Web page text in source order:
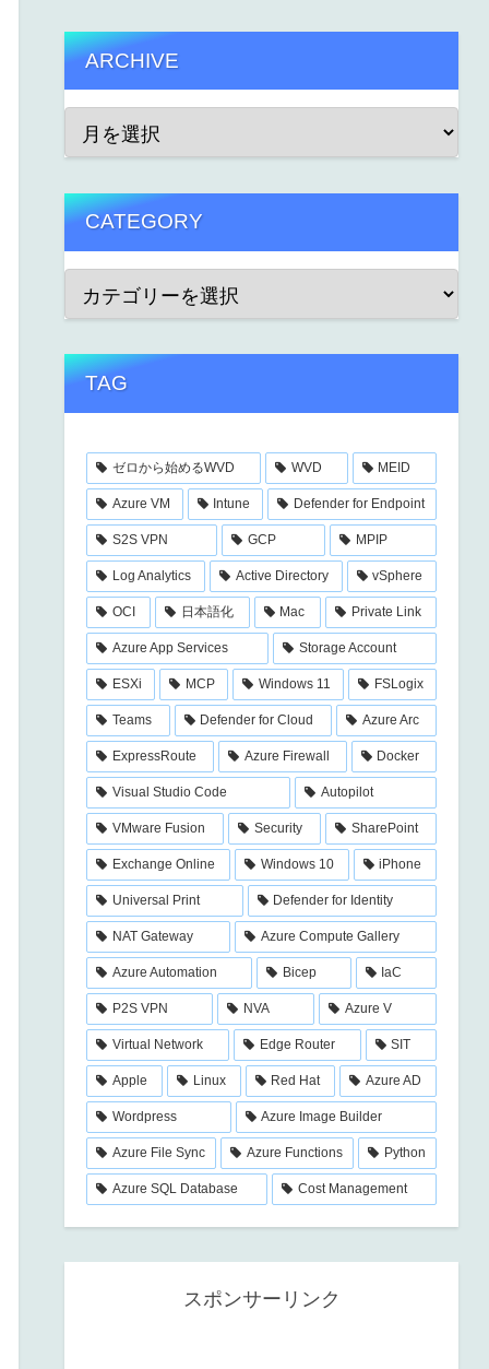
ARCHIVE
CATEGORY
TAG
ゼロから始めるWVD WVD MEID
Azure VM Intune Defender for Endpoint
S2S VPN GCP MPIP
Log Analytics Active Directory vSphere
OCI 日本語化 Mac Private Link
Azure App Services Storage Account
ESXi MCP Windows 11 FSLogix
Teams Defender for Cloud Azure Arc
ExpressRoute Azure Firewall Docker
Visual Studio Code Autopilot
VMware Fusion Security SharePoint
Exchange Online Windows 10 iPhone
Universal Print Defender for Identity
NAT Gateway Azure Compute Gallery
Azure Automation Bicep IaC
P2S VPN NVA Azure V
Virtual Network Edge Router SIT
Apple Linux Red Hat Azure AD
Wordpress Azure Image Builder
Azure File Sync Azure Functions Python
Azure SQL Database Cost Management
スポンサーリンク